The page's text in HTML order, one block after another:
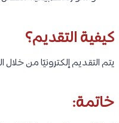
كيفية التقديم؟
يتم التقديم إلكترونيًا من خلال
خاتمة: